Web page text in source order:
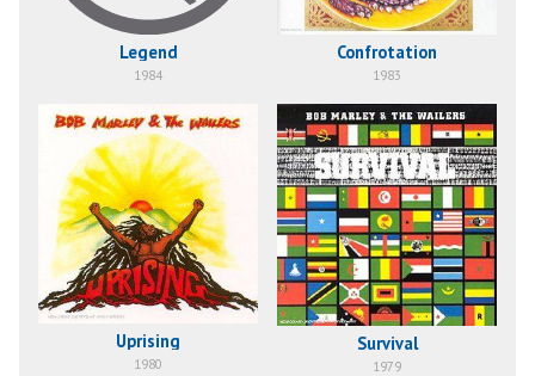
Legend
1984
Confrotation
1983
Uprising
1980
Survival
1979